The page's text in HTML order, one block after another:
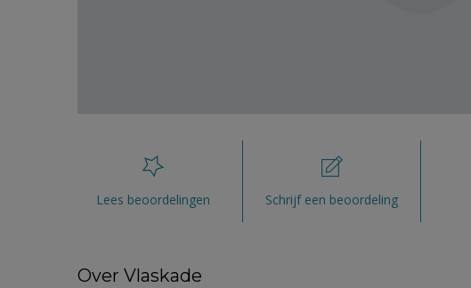
Lees beoordelingen Schrijf een beoordeling
Over Vlaskade